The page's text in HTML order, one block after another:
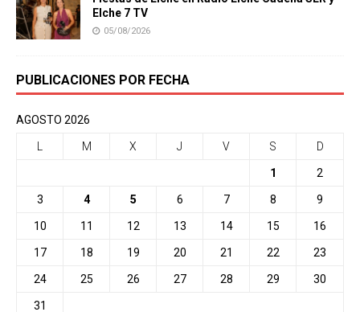
Elche 7 TV
05/08/2026
PUBLICACIONES POR FECHA
AGOSTO 2026
L M X J V S D
1 2
3 4 5 6 7 8 9
10 11 12 13 14 15 16
17 18 19 20 21 22 23
24 25 26 27 28 29 30
31